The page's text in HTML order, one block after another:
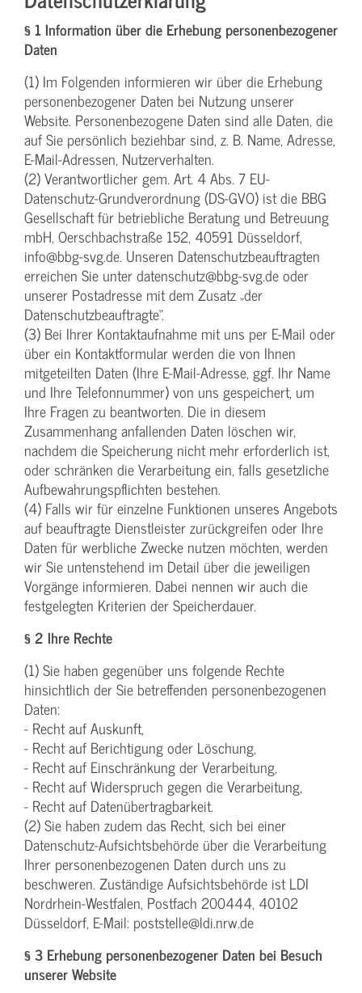
§ 1 Information über die Erhebung personenbezogener
Daten
(1) Im Folgenden informieren wir über die Erhebung
personenbezogener Daten bei Nutzung unserer
Website. Personenbezogene Daten sind alle Daten, die
auf Sie persönlich beziehbar sind, z. B. Name, Adresse,
E-Mail-Adressen, Nutzerverhalten.
(2) Verantwortlicher gem. Art. 4 Abs. 7 EU-
Datenschutz-Grundverordnung (DS-GVO) ist die BBG
Gesellschaft für betriebliche Beratung und Betreuung
mbH, Oerschbachstraße 152, 40591 Düsseldorf,
info@bbg-svg.de. Unseren Datenschutzbeauftragten
erreichen Sie unter datenschutz@bbg-svg.de oder
unserer Postadresse mit dem Zusatz „der
Datenschutzbeauftragte“.
(3) Bei Ihrer Kontaktaufnahme mit uns per E-Mail oder
über ein Kontaktformular werden die von Ihnen
mitgeteilten Daten (Ihre E-Mail-Adresse, ggf. Ihr Name
und Ihre Telefonnummer) von uns gespeichert, um
Ihre Fragen zu beantworten. Die in diesem
Zusammenhang anfallenden Daten löschen wir,
nachdem die Speicherung nicht mehr erforderlich ist,
oder schränken die Verarbeitung ein, falls gesetzliche
Aufbewahrungspflichten bestehen.
(4) Falls wir für einzelne Funktionen unseres Angebots
auf beauftragte Dienstleister zurückgreifen oder Ihre
Daten für werbliche Zwecke nutzen möchten, werden
wir Sie untenstehend im Detail über die jeweiligen
Vorgänge informieren. Dabei nennen wir auch die
festgelegten Kriterien der Speicherdauer.
§ 2 Ihre Rechte
(1) Sie haben gegenüber uns folgende Rechte
hinsichtlich der Sie betreffenden personenbezogenen
Daten:
- Recht auf Auskunft,
- Recht auf Berichtigung oder Löschung,
- Recht auf Einschränkung der Verarbeitung,
- Recht auf Widerspruch gegen die Verarbeitung,
- Recht auf Datenübertragbarkeit.
(2) Sie haben zudem das Recht, sich bei einer
Datenschutz-Aufsichtsbehörde über die Verarbeitung
Ihrer personenbezogenen Daten durch uns zu
beschweren. Zuständige Aufsichtsbehörde ist LDI
Nordrhein-Westfalen, Postfach 200444, 40102
Düsseldorf, E-Mail: poststelle@ldi.nrw.de
§ 3 Erhebung personenbezogener Daten bei Besuch
unserer Website